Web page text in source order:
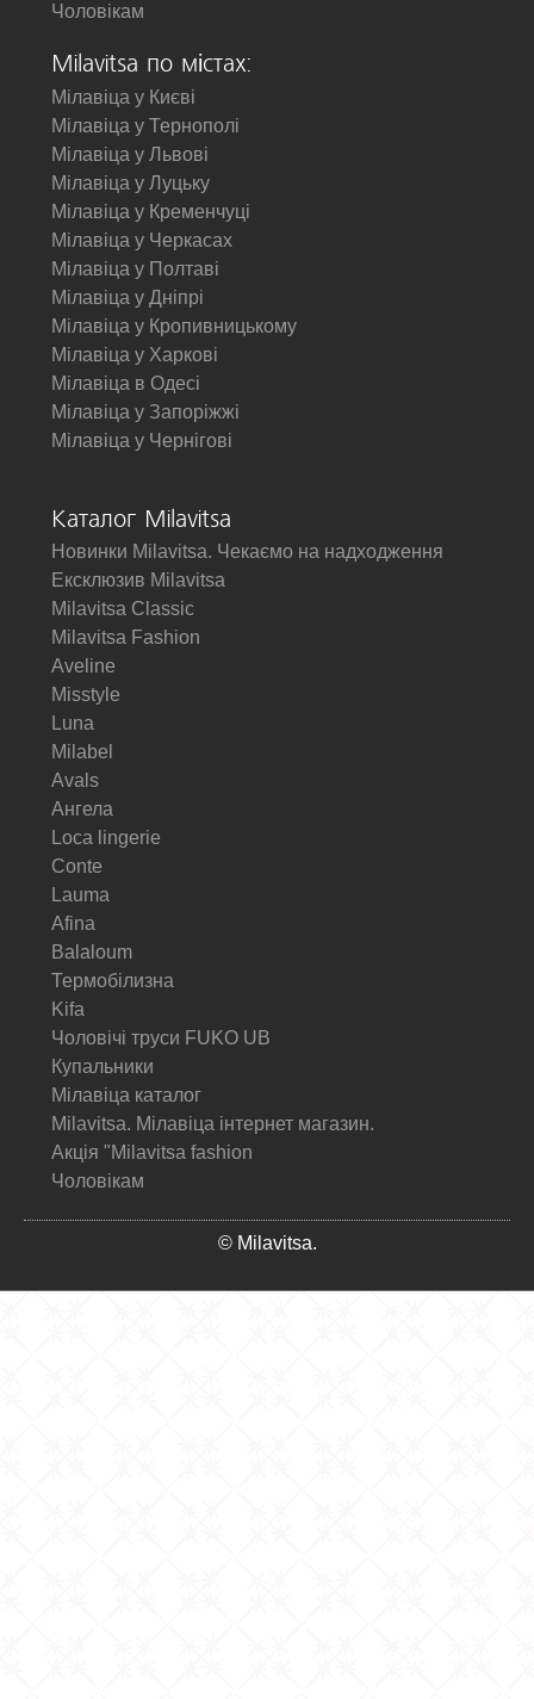
Чоловікам
Milavitsa по містах:
Мілавіца у Києві
Мілавіца у Тернополі
Мілавіца у Львові
Мілавіца у Луцьку
Мілавіца у Кременчуці
Мілавіца у Черкасах
Мілавіца у Полтаві
Мілавіца у Дніпрі
Мілавіца у Кропивницькому
Мілавіца у Харкові
Мілавіца в Одесі
Мілавіца у Запоріжжі
Мілавіца у Чернігові
Каталог Milavitsa
Новинки Milavitsa. Чекаємо на надходження
Ексклюзив Milavitsa
Milavitsa Classic
Milavitsa Fashion
Aveline
Misstyle
Luna
Milabel
Avals
Ангела
Loca lingerie
Conte
Lauma
Afina
Balaloum
Термобілизна
Kifa
Чоловічі труси FUKO UB
Купальники
Мілавіца каталог
Milavitsa. Мілавіца інтернет магазин.
Акція "Milavitsa fashion
Чоловікам
© Milavitsa.